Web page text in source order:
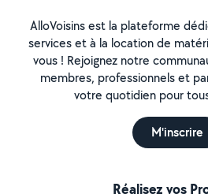
AlloVoisins est la plateforme
services et à la location de
vous ! Rejoignez notre
membres, professionnels et
votre quotidien pour
M'inscrire
Réalisez vos